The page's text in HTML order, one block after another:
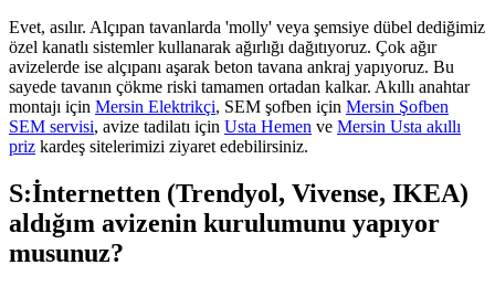
Evet, asılır. Alçıpan tavanlarda 'molly' veya şemsiye dübel dediğimiz
özel kanatlı sistemler kullanarak ağırlığı dağıtıyoruz. Çok ağır
avizelerde ise alçıpanı aşarak beton tavana ankraj yapıyoruz. Bu
sayede tavanın çökme riski tamamen ortadan kalkar. Akıllı anahtar
montajı için Mersin Elektrikçi, SEM şofben için Mersin Şofben
SEM servisi, avize tadilatı için Usta Hemen ve Mersin Usta akıllı
priz kardeş sitelerimizi ziyaret edebilirsiniz.
S:İnternetten (Trendyol, Vivense, IKEA)
aldığım avizenin kurulumunu yapıyor
musunuz?